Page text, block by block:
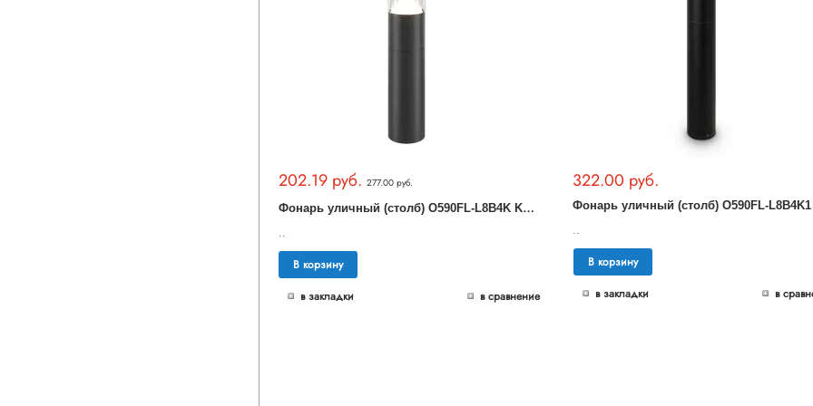
202.19 руб. 277.00 руб.
Ф
онарь уличный (столб) O590FL-L8B4K Koln Outdoor
..
В корзину
в закладки
в сравнение
322.00 руб.
..
В корзину
в закладки
в